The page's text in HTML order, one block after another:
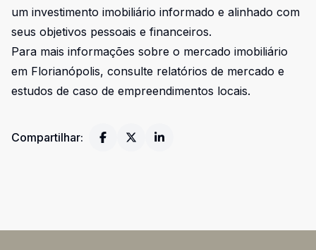
um investimento imobiliário informado e alinhado com
seus objetivos pessoais e financeiros.
Para mais informações sobre o mercado imobiliário
em Florianópolis, consulte relatórios de mercado e
estudos de caso de empreendimentos locais.
Compartilhar: